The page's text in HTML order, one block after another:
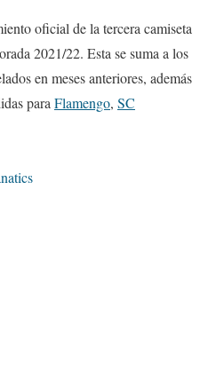
oficial de la tercera camiseta
2021/22. Esta se suma a los
en meses anteriores, además
paraFlamengo, SC